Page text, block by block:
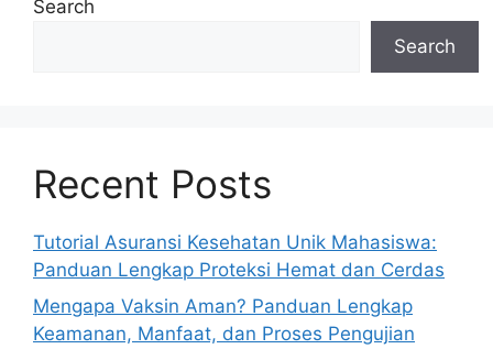
Search
Search
Recent Posts
Tutorial Asuransi Kesehatan Unik Mahasiswa:
Panduan Lengkap Proteksi Hemat dan Cerdas
Mengapa Vaksin Aman? Panduan Lengkap
Keamanan, Manfaat, dan Proses Pengujian